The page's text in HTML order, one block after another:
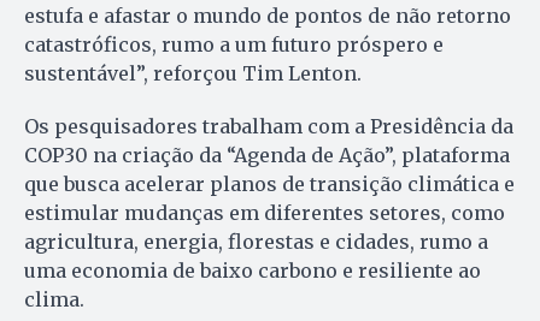
estufa e afastar o mundo de pontos de não retorno
catastróficos, rumo a um futuro próspero e
sustentável”, reforçou Tim Lenton.
Os pesquisadores trabalham com a Presidência da
COP30 na criação da “Agenda de Ação”, plataforma
que busca acelerar planos de transição climática e
estimular mudanças em diferentes setores, como
agricultura, energia, florestas e cidades, rumo a
uma economia de baixo carbono e resiliente ao
clima.